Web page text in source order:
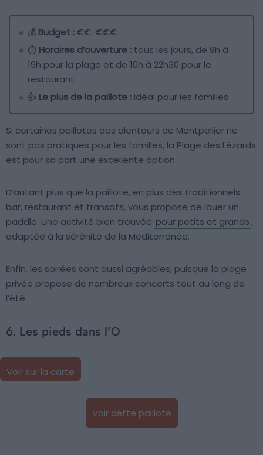
💰 Budget :€€-€€€
⏱️ Horaires d’ouverture : tous les jours, de 9h à
19h pour la plage et de 10h à 22h30 pour le
restaurant
👍 Le plus de la paillote : idéal pour les familles
Si certaines paillotes des alentours de Montpellier ne
sont pas pratiques pour les familles, la Plage des Lézards
est pour sa part une excellente option.
D’autant plus que la paillote, en plus des traditionnels
bar, restaurant et transats, vous propose de louer un
paddle. Une activité bien trouvée pour petits et grands,
adaptée à la sérénité de la Méditerranée.
Enfin, les soirées sont aussi agréables, puisque la plage
privée propose de nombreux concerts tout au long de
l’été.
6. Les pieds dans l’O
Voir sur la carte
Voir cette paillote